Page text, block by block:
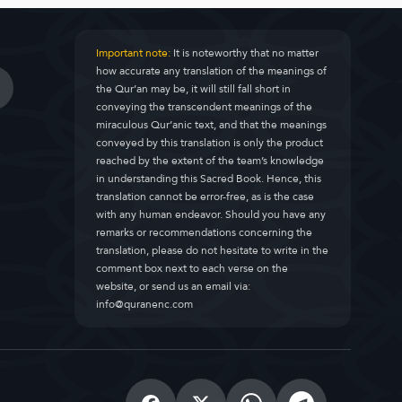
Important note:It is noteworthy that no matter
how accurate any translation of the meanings of
the Qur’an may be, it will still fall short in
conveying the transcendent meanings of the
miraculous Qur’anic text, and that the meanings
conveyed by this translation is only the product
reached by the extent of the team’s knowledge
in understanding this Sacred Book. Hence, this
translation cannot be error-free, as is the case
with any human endeavor. Should you have any
remarks or recommendations concerning the
translation, please do not hesitate to write in the
comment box next to each verse on the
website, or send us an email via:
info@quranenc.com